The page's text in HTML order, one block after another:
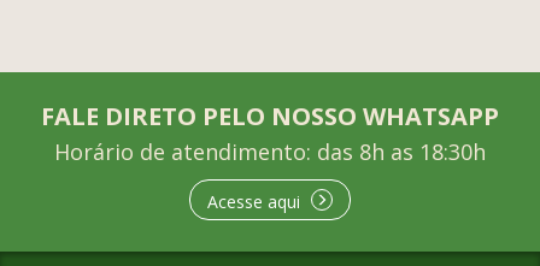
FALE DIRETO PELO NOSSO WHATSAPP
Horário de atendimento: das 8h as 18:30h
Acesse aqui